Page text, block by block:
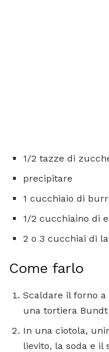
1/2 tazze di
precipitare
1 cucchiaio di
1/2 cucchiaino di
2 o 3 cucchiai di
Come farlo
Scaldare il forno
una tortiera Bundt
In una ciotola,
lievito, la soda e il